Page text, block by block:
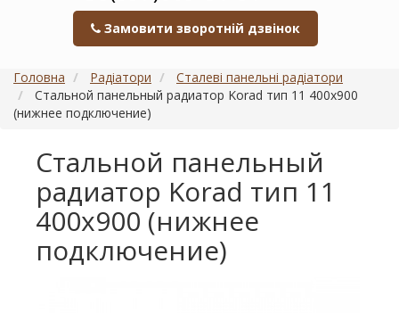
Замовити зворотній дзвінок
Головна Радіатори
Сталеві панельні радіатори
Стальной панельный радиатор Korad тип 11 400х900
(нижнее подключение)
Стальной панельный
радиатор Korad тип 11
400х900 (нижнее
подключение)